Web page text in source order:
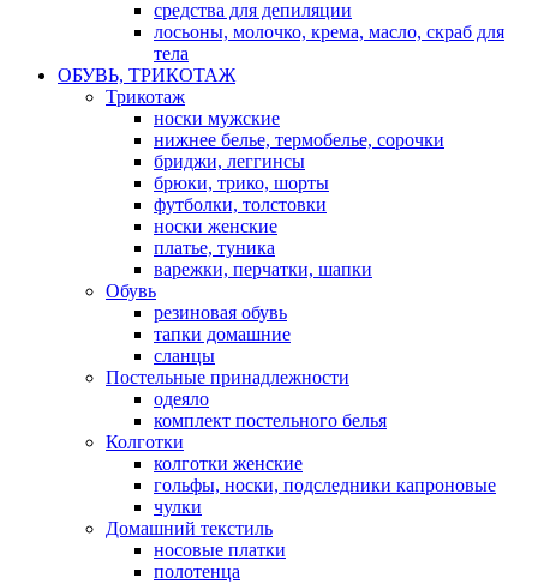
средства для депиляции
лосьоны, молочко, крема, масло, скраб для
тела
ОБУВЬ, ТРИКОТАЖ
Трикотаж
носки мужские
нижнее белье, термобелье, сорочки
бриджи, леггинсы
брюки, трико, шорты
футболки, толстовки
носки женские
платье, туника
варежки, перчатки, шапки
Обувь
резиновая обувь
тапки домашние
сланцы
Постельные принадлежности
одеяло
комплект постельного белья
Колготки
колготки женские
гольфы, носки, подследники капроновые
чулки
Домашний текстиль
носовые платки
полотенца